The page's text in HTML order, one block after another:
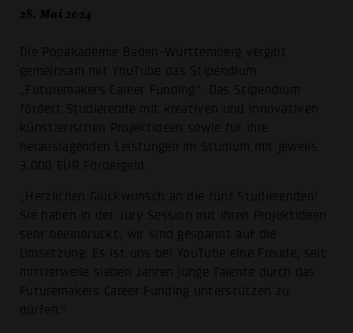
28. Mai 2024
Die Popakademie Baden-Württemberg vergibt
gemeinsam mit YouTube das Stipendium
„Futuremakers Career Funding“. Das Stipendium
fördert Studierende mit kreativen und innovativen
künstlerischen Projektideen sowie für ihre
herausragenden Leistungen im Studium mit jeweils
3.000 EUR Fördergeld.
„Herzlichen Glückwunsch an die fünf Studierenden!
Sie haben in der Jury Session mit ihren Projektideen
sehr beeindruckt, wir sind gespannt auf die
Umsetzung. Es ist uns bei YouTube eine Freude, seit
mittlerweile sieben Jahren junge Talente durch das
Futuremakers Career Funding unterstützen zu
dürfen.“